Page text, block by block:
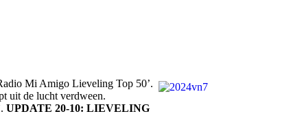
Mi Amigo Lieveling Top 50’.
uit de lucht verdween.
UPDATE 20-10: LIEVELING